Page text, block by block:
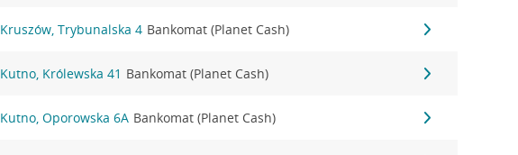
Kruszów, Trybunalska 4 Bankomat (Planet Cash)
Kutno, Królewska 41 Bankomat (Planet Cash)
Kutno, Oporowska 6A Bankomat (Planet Cash)